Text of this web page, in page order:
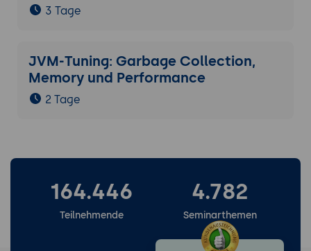
3 Tage
JVM-Tuning: Garbage Collection,
Memory und Performance
2 Tage
164.446
Teilnehmende
4.782
Seminarthemen